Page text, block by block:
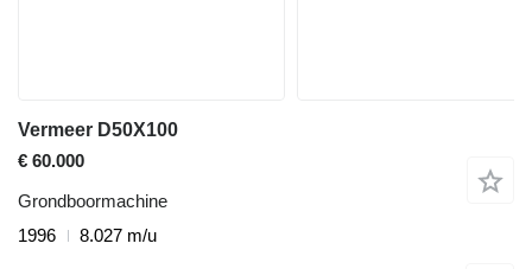
Vermeer D50X100
€ 60.000
Grondboormachine
1996
8.027 m/u